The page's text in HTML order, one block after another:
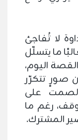
لا تُفاجئ
ما يتسلّل
اليوم،
تتكرّر
على
رغم ما
المشترك.